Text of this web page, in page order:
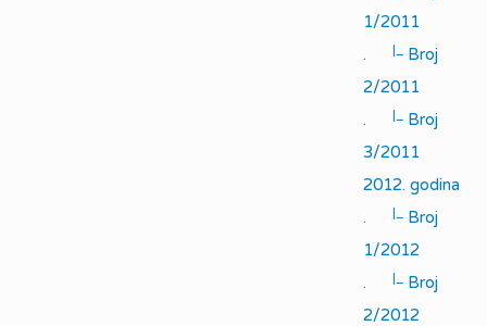
1/2011
.
|_ Broj
2/2011
.
|_ Broj
3/2011
2012. godina
.
|_ Broj
1/2012
.
|_ Broj
2/2012